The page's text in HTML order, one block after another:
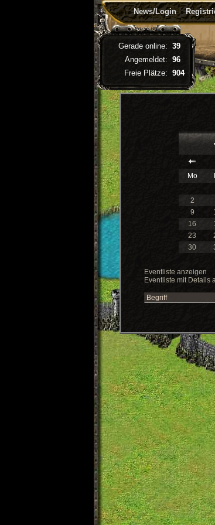
News/Login
Mo
2
9
16
23
30
Eventliste anzeigen
Eventliste mit Details
Gerade online: 39
Angemeldet: 96
Freie Plätze: 904